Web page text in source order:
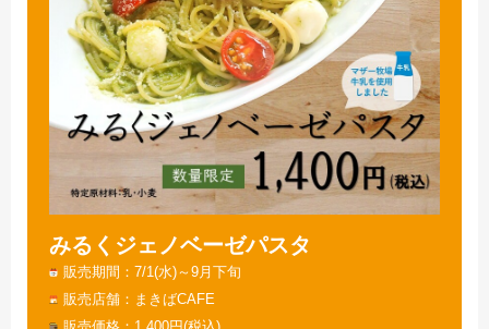
みるくジェノベーゼパスタ
販売期間
7/1(水)～9月下旬
販売店舗
まきばCAFE